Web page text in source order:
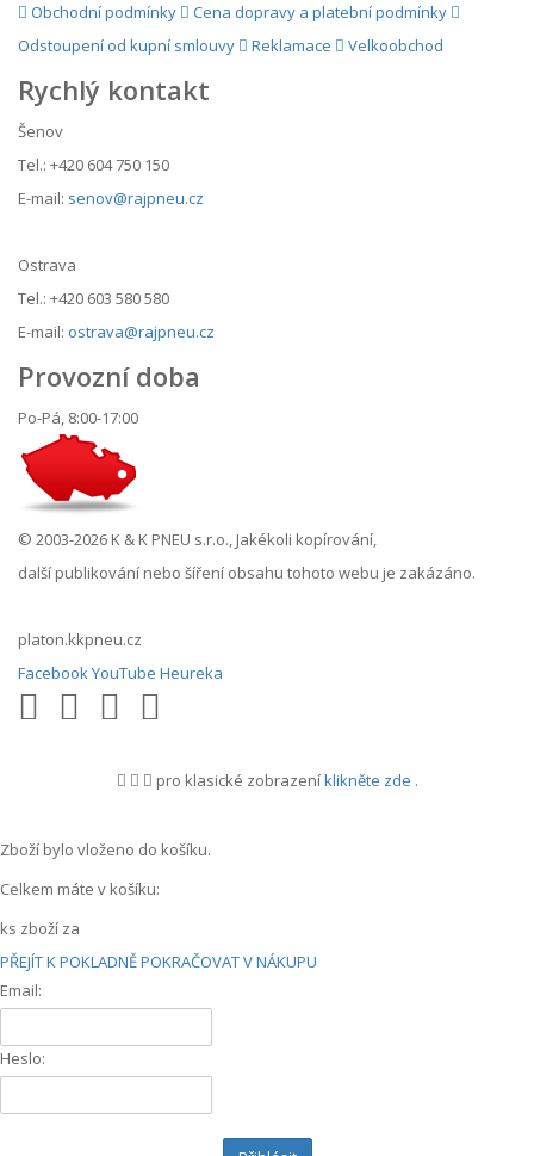
Obchodní podmínky
Cena dopravy a platební podmínky
Odstoupení od kupní smlouvy
Reklamace Velkoobchod
Rychlý kontakt
Šenov
Tel.: +420 604 750 150
E-mail: senov@rajpneu.cz
Ostrava
Tel.: +420 603 580 580
E-mail: ostrava@rajpneu.cz
Provozní doba
Po-Pá, 8:00-17:00
© 2003-2026 K & K PNEU s.r.o., Jakékoli kopírování,
další publikování nebo šíření obsahu tohoto webu je zakázáno.
platon.kkpneu.cz
FacebookYouTube Heureka
pro klasické zobrazeníklikněte zde .
Zboží bylo vloženo do košíku.
Celkem máte v košíku:
ks zboží za
PŘEJÍT K POKLADNĚPOKRAČOVAT V NÁKUPU
Email:
Heslo: